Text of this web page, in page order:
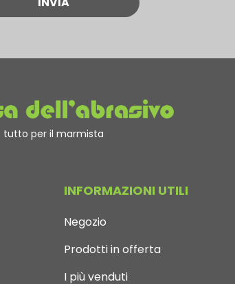
tutto per il marmista
INFORMAZIONI UTILI
Negozio
Prodotti in offerta
I più venduti